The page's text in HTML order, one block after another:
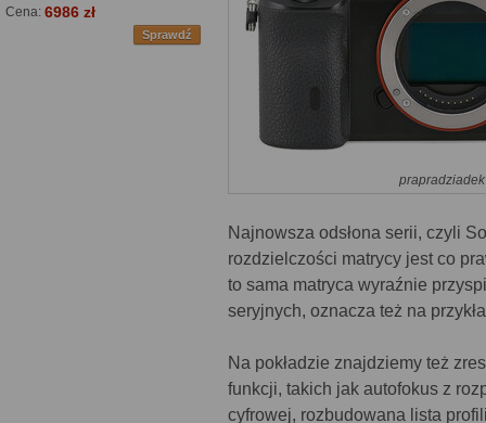
Cena: 6986 zł
Sprawdź
Najnowsza odsłona serii, czyli
rozdzielczości matrycy jest co
to sama matryca wyraźnie
seryjnych, oznacza też na
Na pokładzie znajdziemy też
funkcji, takich jak autofokus z
cyfrowej, rozbudowana lista